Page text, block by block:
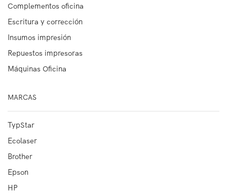
Complementos oficina
Escritura y corrección
Insumos impresión
Repuestos impresoras
Máquinas Oficina
MARCAS
TypStar
Ecolaser
Brother
Epson
HP